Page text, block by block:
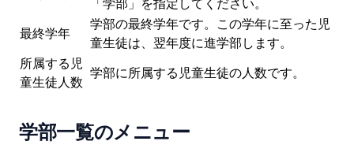
最終学年
学部の最終学年です。この学年に至った児
童生徒は、翌年度に進学部します。
所属する児
童生徒人数
学部に所属する児童生徒の人数です。
学部一覧のメニュー